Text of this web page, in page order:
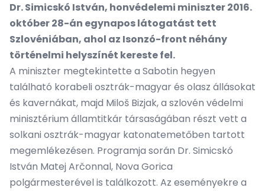
Dr. Simicskó István, honvédelemi miniszter 2016.
október 28-án egynapos látogatást tett
Szlovéniában, ahol az Isonzó-front néhány
történelmi helyszínét kereste fel.
A miniszter megtekintette a Sabotin hegyen
található korabeli osztrák-magyar és olasz állásokat
és kavernákat, majd Miloš Bizjak, a szlovén védelmi
minisztérium államtitkár társaságában részt vett a
solkani osztrák-magyar katonatemetőben tartott
megemlékezésen. Programja során Dr. Simicskó
István Matej Arčonnal, Nova Gorica
polgármesterével is találkozott. Az eseményekre a